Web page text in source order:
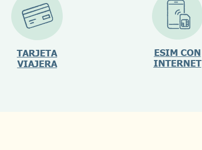
TARJETA
VIAJERA
ESIM CON
INTERNET